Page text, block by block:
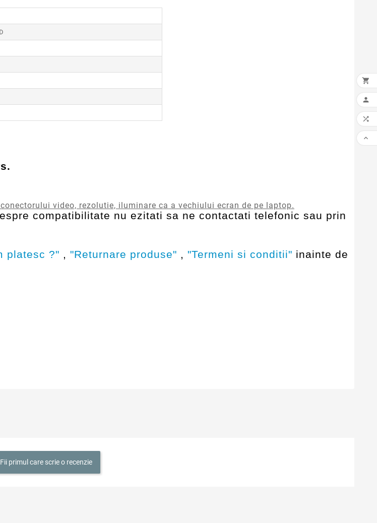
video, rezolutie, iluminare ca a vechiului ecran de pe laptop.
compatibilitate nu ezitati sa ne contactati telefonic sau prin
platesc ?" , "Returnare produse" , "Termeni si conditii" inainte de
Fii primul care scrie o recenzie



